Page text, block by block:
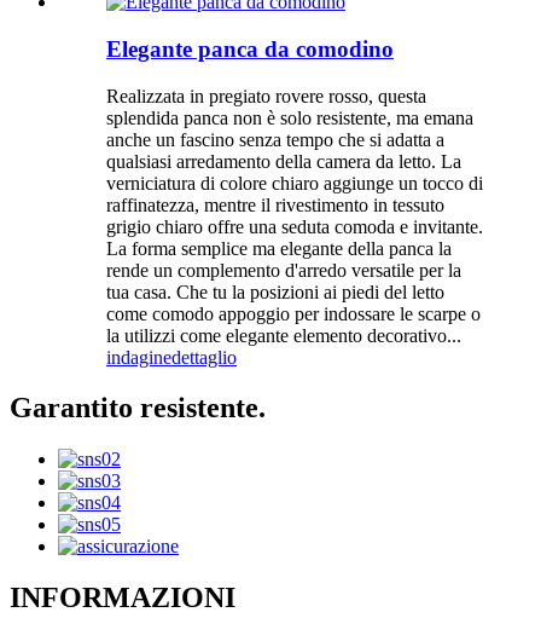
Elegante panca da comodino
Realizzata in pregiato rovere rosso, questa
splendida panca non è solo resistente, ma emana
anche un fascino senza tempo che si adatta a
qualsiasi arredamento della camera da letto. La
verniciatura di colore chiaro aggiunge un tocco di
raffinatezza, mentre il rivestimento in tessuto
grigio chiaro offre una seduta comoda e invitante.
La forma semplice ma elegante della panca la
rende un complemento d'arredo versatile per la
tua casa. Che tu la posizioni ai piedi del letto
come comodo appoggio per indossare le scarpe o
la utilizzi come elegante elemento decorativo...
indaginedettaglio
Garantito resistente.
INFORMAZIONI